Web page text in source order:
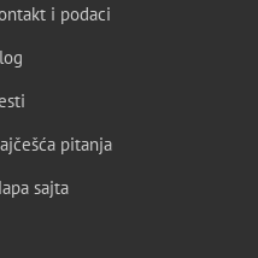
i podaci
pitanja
sajta